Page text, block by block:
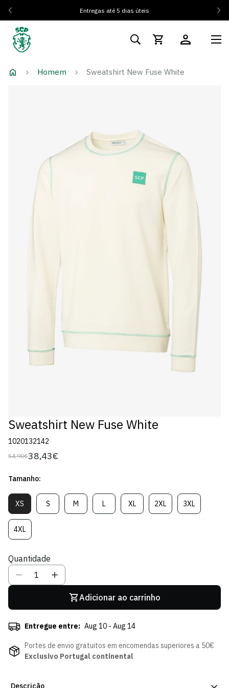
Entregas até 5 dias úteis
Homem Sweatshirt New Fuse White
Sweatshirt New Fuse White
1020132142
Preço
54,90€
Preço
venda
38,43€
Tamanho:
XSVariante
Esgotada
Ou
Indisponível
SVariante
Esgotada
MVariante
Esgotada
LVariante
Esgotada
XLVariante
Esgotada
2XLVariante
Esgotada
3XLVariante
Esgotada
4XLVariante
Esgotada
Indisponível
Quantidade
Adicionar ao carrinho
Entregue entre: Aug 10 - Aug 14
Portes de envio gratuitos em encomendas superiores a 50€
Exclusivo Portugal continental
Descrição